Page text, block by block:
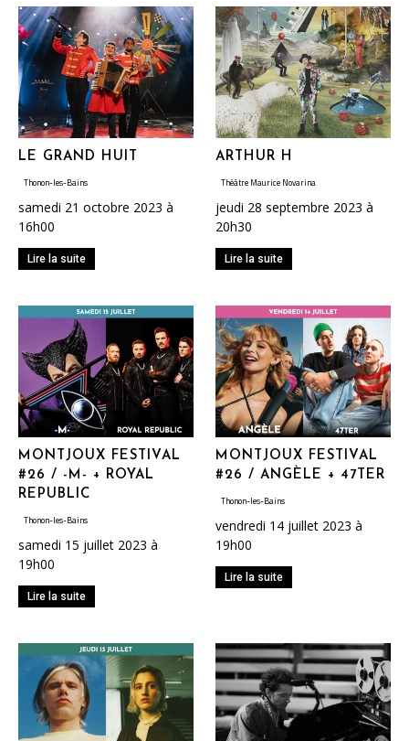
LE GRAND HUIT
Thonon-les-Bains
samedi 21 octobre 2023 à
16h00
Lire la suite
ARTHUR H
Théâtre Maurice Novarina
jeudi 28 septembre 2023 à
20h30
Lire la suite
MONTJOUX FESTIVAL
#26 / -M- + ROYAL
REPUBLIC
Thonon-les-Bains
samedi 15 juillet 2023 à
19h00
Lire la suite
MONTJOUX FESTIVAL
#26 / ANGÈLE + 47TER
Thonon-les-Bains
vendredi 14 juillet 2023 à
19h00
Lire la suite